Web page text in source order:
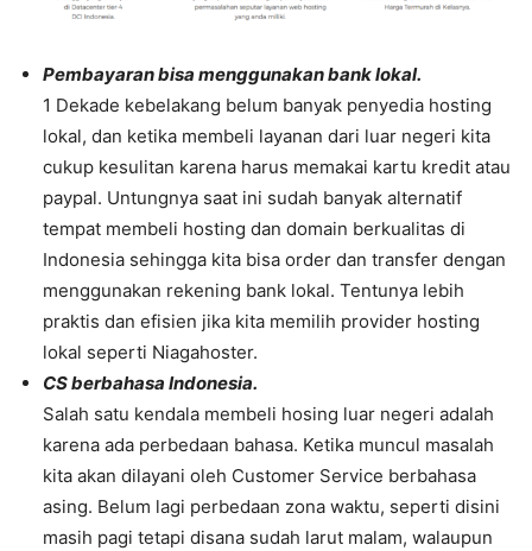
Pembayaran bisa menggunakan bank lokal.
1 Dekade kebelakang belum banyak penyedia hosting
lokal, dan ketika membeli layanan dari luar negeri kita
cukup kesulitan karena harus memakai kartu kredit atau
paypal. Untungnya saat ini sudah banyak alternatif
tempat membeli hosting dan domain berkualitas di
Indonesia sehingga kita bisa order dan transfer dengan
menggunakan rekening bank lokal. Tentunya lebih
praktis dan efisien jika kita memilih provider hosting
lokal seperti Niagahoster.
CS berbahasa Indonesia.
Salah satu kendala membeli hosing luar negeri adalah
karena ada perbedaan bahasa. Ketika muncul masalah
kita akan dilayani oleh Customer Service berbahasa
asing. Belum lagi perbedaan zona waktu, seperti disini
masih pagi tetapi disana sudah larut malam, walaupun